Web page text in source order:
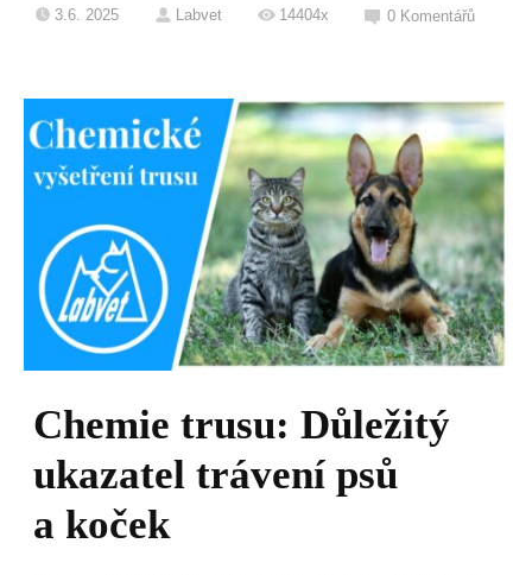
3.6. 2025 Labvet 14404x 0 Komentářů
Chemie trusu: Důležitý
ukazatel trávení psů
a koček